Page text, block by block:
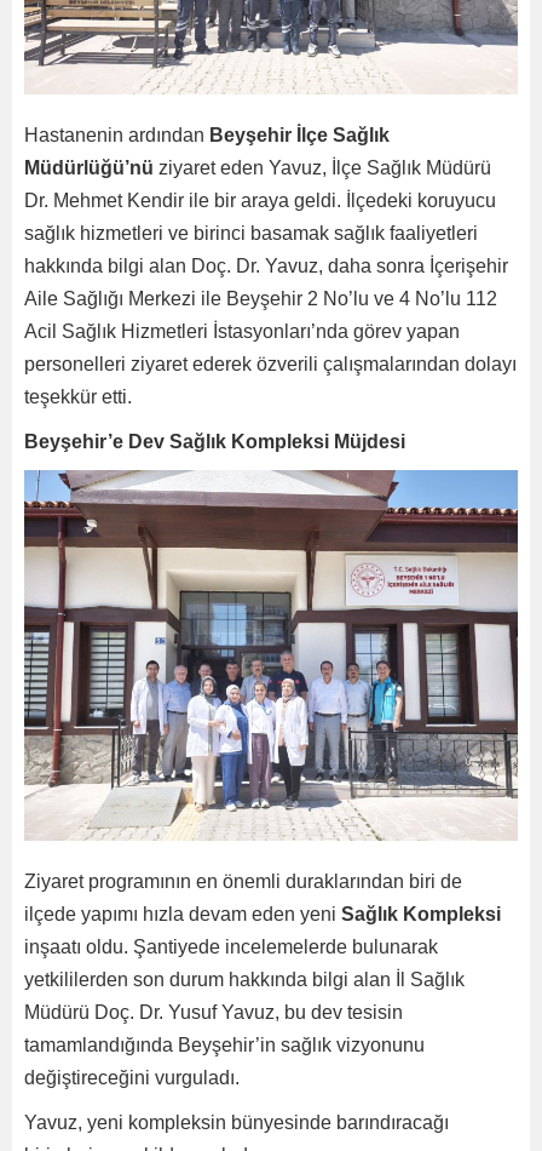
Hastanenin ardından Beyşehir İlçe Sağlık
Müdürlüğü’nü ziyaret eden Yavuz, İlçe Sağlık Müdürü
Dr. Mehmet Kendir ile bir araya geldi. İlçedeki koruyucu
sağlık hizmetleri ve birinci basamak sağlık faaliyetleri
hakkında bilgi alan Doç. Dr. Yavuz, daha sonra İçerişehir
Aile Sağlığı Merkezi ile Beyşehir 2 No’lu ve 4 No’lu 112
Acil Sağlık Hizmetleri İstasyonları’nda görev yapan
personelleri ziyaret ederek özverili çalışmalarından dolayı
teşekkür etti.
Beyşehir’e Dev Sağlık Kompleksi Müjdesi
Ziyaret programının en önemli duraklarından biri de
ilçede yapımı hızla devam eden yeni Sağlık Kompleksi
inşaatı oldu. Şantiyede incelemelerde bulunarak
yetkililerden son durum hakkında bilgi alan İl Sağlık
Müdürü Doç. Dr. Yusuf Yavuz, bu dev tesisin
tamamlandığında Beyşehir’in sağlık vizyonunu
değiştireceğini vurguladı.
Yavuz, yeni kompleksin bünyesinde barındıracağı